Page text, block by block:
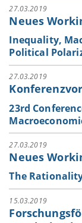
27.03.2019
Neues
Inequality,
Political
27.03.2019
23rd
27.03.2019
Neues
The
15.03.2019